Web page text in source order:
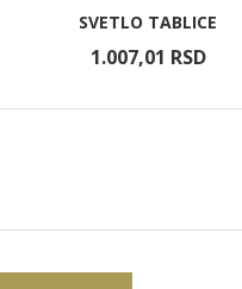
SVETLO TABLICE
1.007,01 RSD